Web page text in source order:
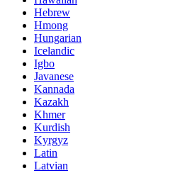
Hebrew
Hmong
Hungarian
Icelandic
Igbo
Javanese
Kannada
Kazakh
Khmer
Kurdish
Kyrgyz
Latin
Latvian